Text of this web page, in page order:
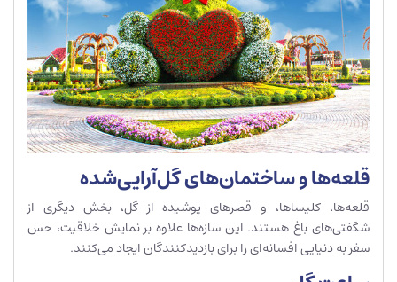
قلعه‌ها و ساختمان‌های گل‌آرایی‌شده
قلعه‌ها، کلیساها، و قصرهای پوشیده از گل، بخش دیگری از
شگفتی‌های باغ هستند. این سازه‌ها علاوه بر نمایش خلاقیت، حس
سفر به دنیایی افسانه‌ای را برای بازدیدکنندگان ایجاد می‌کنند.